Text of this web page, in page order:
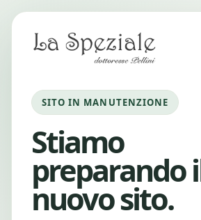
SITO IN MANUTENZIONE
Stiamo
preparando
nuovo sito.